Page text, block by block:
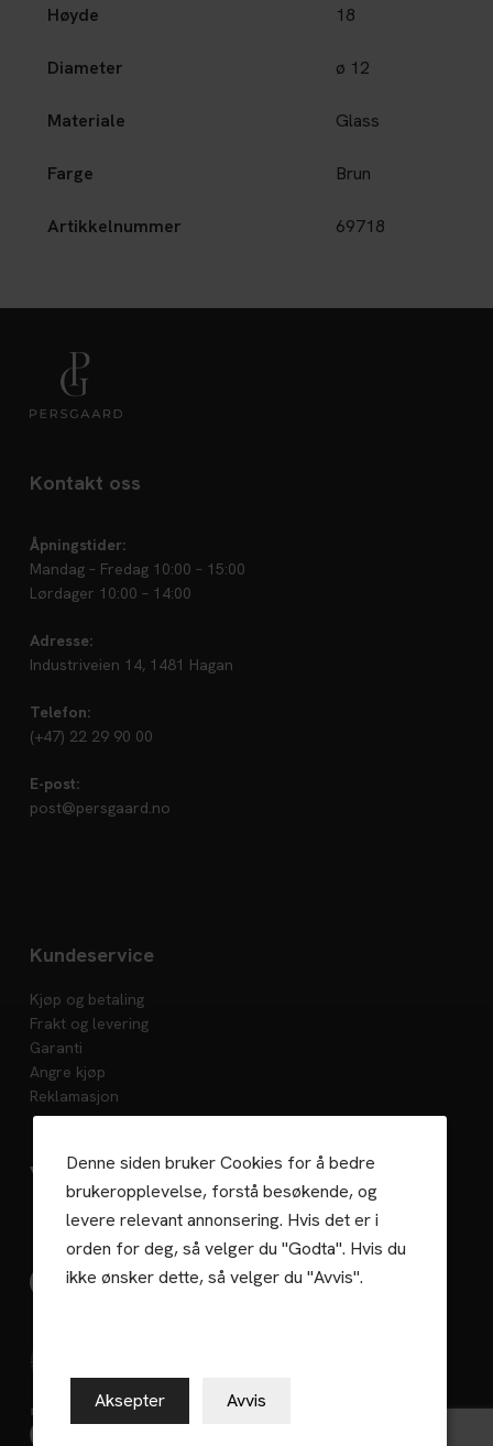
Denne siden bruker Cookies for å bedre
brukeropplevelse, forstå besøkende, og
levere relevant annonsering. Hvis det er i
orden for deg, så velger du "Godta". Hvis du
ikke ønsker dette, så velger du "Avvis".
Aksepter Avvis
Høyde 18
Diameter ø 12
Materiale Glass
Farge Brun
Artikkelnummer 69718
Kontakt oss
Åpningstider:
Mandag – Fredag 10:00 – 15:00
Lørdager 10:00 – 14:00
Adresse:
Industriveien 14, 1481 Hagan
Telefon:
(+47) 22 29 90 00
E-post:
post@persgaard.no
Kundeservice
Kjøp og betaling
Frakt og levering
Garanti
Angre kjøp
Reklamasjon
Vedlikehold